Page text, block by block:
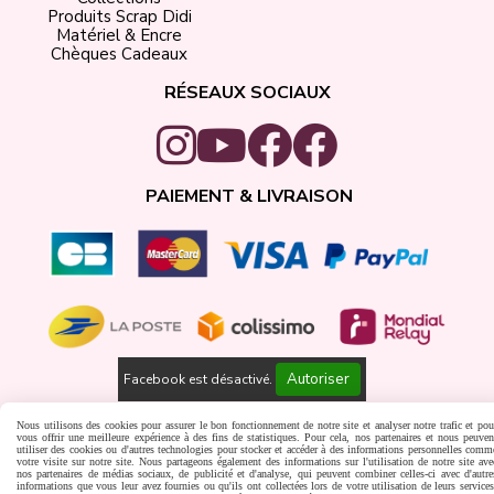
Produits Scrap Didi
Matériel & Encre
Chèques Cadeaux
RÉSEAUX SOCIAUX
PAIEMENT & LIVRAISON
Facebook est désactivé.
Autoriser
Gestion cookies
Créer un site internet
Nous utilisons des cookies pour assurer le bon fonctionnement de notre site et analyser notre trafic et
vous offrir une meilleure expérience à des fins de statistiques. Pour cela, nos partenaires et nous
utiliser des cookies ou d'autres technologies pour stocker et accéder à des informations personnelles
votre visite sur notre site. Nous partageons également des informations sur l'utilisation de notre site
nos partenaires de médias sociaux, de publicité et d'analyse, qui peuvent combiner celles-ci avec
informations que vous leur avez fournies ou qu'ils ont collectées lors de votre utilisation de leurs